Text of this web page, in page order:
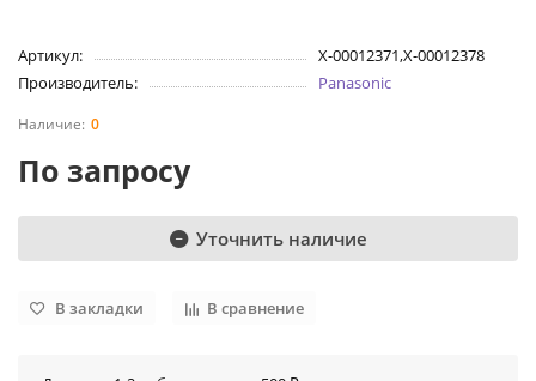
Артикул:
X-00012371,X-00012378
Производитель:
Panasonic
0
По запросу
Уточнить наличие
В закладки В сравнение